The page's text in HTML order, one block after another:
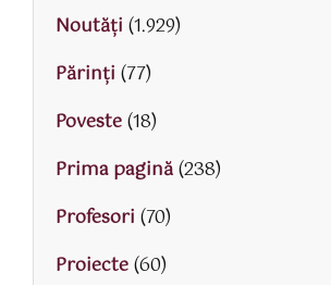
Noutăți (1.929)
Părinţi (77)
Poveste(18)
Prima pagină(238)
Profesori (70)
Proiecte(60)